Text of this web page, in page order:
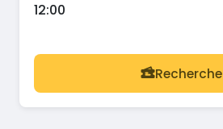
12:00
Recherche